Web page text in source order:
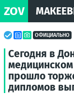
ZOV
ОФИЦИАЛЬНО
Сегодня в
медицинском
прошло
дипломов